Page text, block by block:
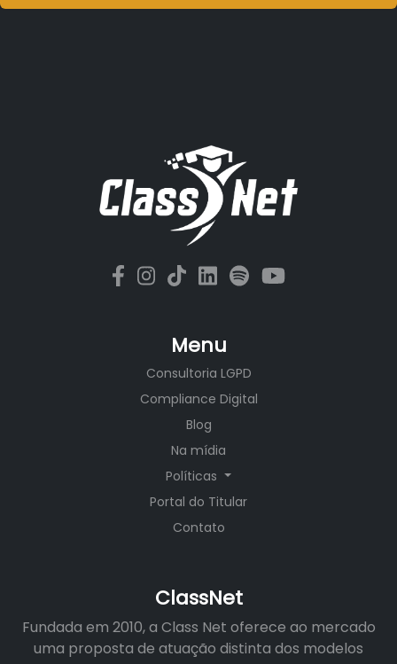
Menu
Consultoria LGPD
Compliance Digital
Blog
Na mídia
Políticas
Portal do Titular
Contato
ClassNet
Fundada em 2010, a Class Net oferece ao mercado
uma proposta de atuação distinta dos modelos